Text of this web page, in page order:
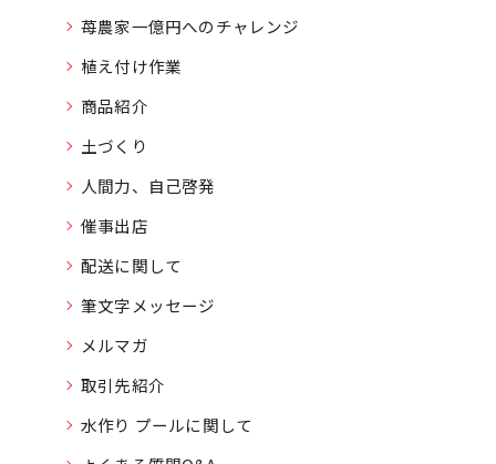
苺農家一億円へのチャレンジ
植え付け作業
商品紹介
土づくり
人間力、自己啓発
催事出店
配送に関して
筆文字メッセージ
メルマガ
取引先紹介
水作り プールに関して